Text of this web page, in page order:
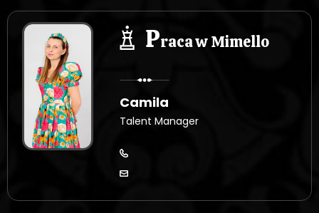
Praca w Mimello
Camila
Talent Manager